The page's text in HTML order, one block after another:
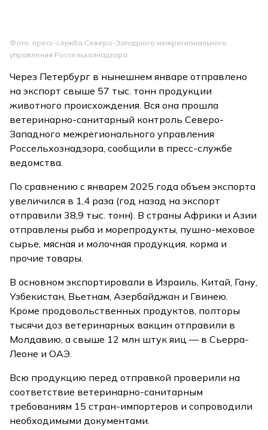
Фото: пресс-служба Северо-Западного межрегионального
управления Россельхознадзора
Через Петербург в нынешнем январе отправлено
на экспорт свыше 57 тыс. тонн продукции
животного происхождения. Вся она прошла
ветеринарно-санитарный контроль Северо-
Западного межрегионального управления
Россельхознадзора, сообщили в пресс-службе
ведомства.
По сравнению с январем 2025 года объем экспорта
увеличился в 1,4 раза (год назад на экспорт
отправили 38,9 тыс. тонн). В страны Африки и Азии
отправлены рыба и морепродукты, пушно-меховое
сырье, мясная и молочная продукция, корма и
прочие товары.
В основном экспортировали в Израиль, Китай, Гану,
Узбекистан, Вьетнам, Азербайджан и Гвинею.
Кроме продовольственных продуктов, полторы
тысячи доз ветеринарных вакцин отправили в
Молдавию, а свыше 12 млн штук яиц — в Сьерра-
Леоне и ОАЭ.
Всю продукцию перед отправкой проверили на
соответствие ветеринарно-санитарным
требованиям 15 стран-импортеров и сопроводили
необходимыми документами.